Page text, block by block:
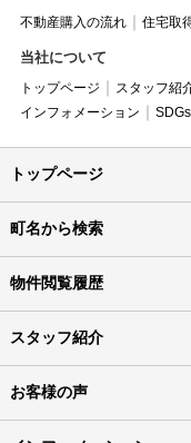
不動産購入の流れ 住宅取
当社について
トップページ スタッフ紹
インフォメーション
トップページ
町名から検索
物件閲覧履歴
スタッフ紹介
お客様の声